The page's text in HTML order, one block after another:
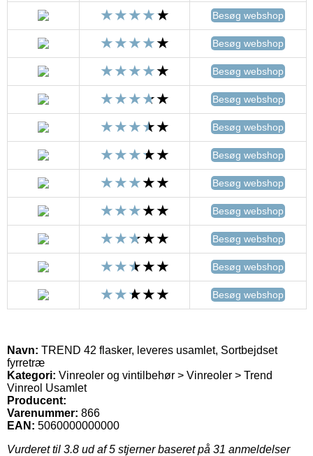
Besøg webshop
Besøg webshop
Besøg webshop
Besøg webshop
Besøg webshop
Besøg webshop
Besøg webshop
Besøg webshop
Besøg webshop
Besøg webshop
Besøg webshop
Navn: TREND 42 flasker, leveres usamlet, Sortbejdset
fyrretræ
Kategori: Vinreoler og vintilbehør > Vinreoler > Trend
Vinreol Usamlet
Producent:
Varenummer: 866
EAN: 5060000000000
Vurderet til 3.8 ud af 5 stjerner baseret på 31 anmeldelser